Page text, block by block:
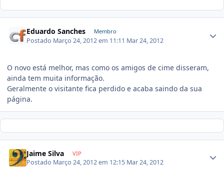
Eduardo Sanches Membro
Postado Março 24, 2012 em 11:11 Mar 24, 2012
O novo está melhor, mas como os amigos de cime disseram,
ainda tem muita informação.
Geralmente o visitante fica perdido e acaba saindo da sua
página.
Jaime Silva VIP
Postado Março 24, 2012 em 12:15 Mar 24, 2012